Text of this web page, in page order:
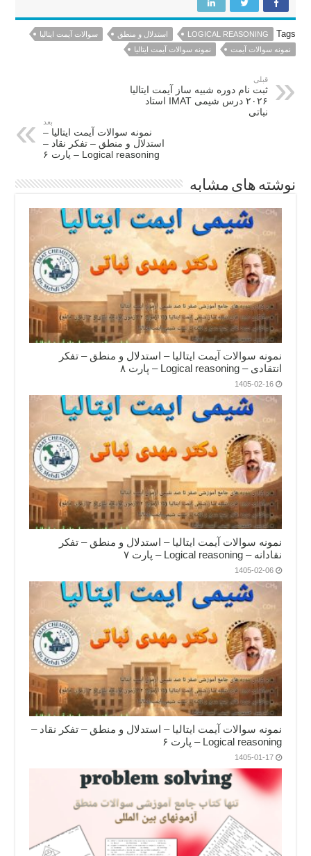
Tags
LOGICAL REASONING استدلال و منطق
سوالات آیمت ایتالیا
نمونه سوالات آیمت
نمونه سوالات آیمت ایتالیا
قبلی
ثبت نام دوره شبیه ساز آیمت ایتالیا
۲۰۲۶ درس شیمی IMAT استاد
نباتی
بعد
نمونه سوالات آیمت ایتالیا –
استدلال و منطق – تفکر نقاد –
Logical reasoning – پارت ۶
نوشته های مشابه
نمونه سوالات آیمت ایتالیا – استدلال و منطق – تفکر
انتقادی – Logical reasoning – پارت ۸
1405-02-16
نمونه سوالات آیمت ایتالیا – استدلال و منطق – تفکر
نقادانه – Logical reasoning – پارت ۷
1405-02-06
نمونه سوالات آیمت ایتالیا – استدلال و منطق – تفکر نقاد –
Logical reasoning – پارت ۶
1405-01-17